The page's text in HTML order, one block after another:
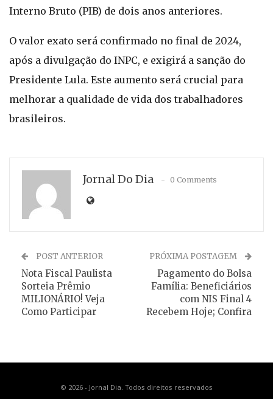
Interno Bruto (PIB) de dois anos anteriores.
O valor exato será confirmado no final de 2024,
após a divulgação do INPC, e exigirá a sanção do
Presidente Lula. Este aumento será crucial para
melhorar a qualidade de vida dos trabalhadores
brasileiros.
Jornal Do Dia 0 Comments
POST ANTERIOR
Nota Fiscal Paulista
Sorteia Prêmio
MILIONÁRIO! Veja
Como Participar
PRÓXIMA POSTAGEM
Pagamento do Bolsa
Família: Beneficiários
com NIS Final 4
Recebem Hoje; Confira
© 2026 - Jornal Dia. Todos direitos reservados